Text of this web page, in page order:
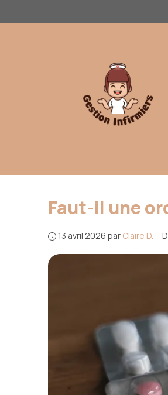
au
Faut-il une
13 avril 2026 par Claire D. ·